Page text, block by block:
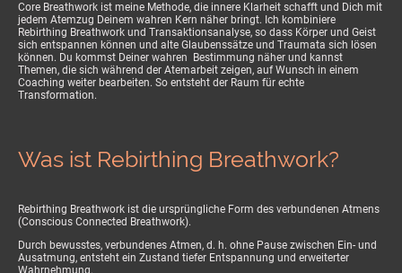
Core Breathwork ist meine Methode, die innere Klarheit schafft und Dich mit
jedem Atemzug Deinem wahren Kern näher bringt. Ich kombiniere
Rebirthing Breathwork und Transaktionsanalyse, so dass Körper und Geist
sich entspannen können und alte Glaubenssätze und Traumata sich lösen
können. Du kommst Deiner wahren Bestimmung näher und kannst
Themen, die sich während der Atemarbeit zeigen, auf Wunsch in einem
Coaching weiter bearbeiten. So entsteht der Raum für echte
Transformation.
Was ist Rebirthing Breathwork?
Rebirthing Breathwork ist die ursprüngliche Form des verbundenen Atmens
(Conscious Connected Breathwork).
Durch bewusstes, verbundenes Atmen, d. h. ohne Pause zwischen Ein- und
Ausatmung, entsteht ein Zustand tiefer Entspannung und erweiterter
Wahrnehmung.